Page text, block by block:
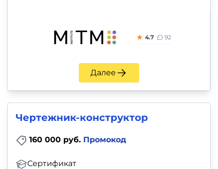
4.7 92
Далее
Чертежник-конструктор
160 000 руб. Промокод
Сертификат